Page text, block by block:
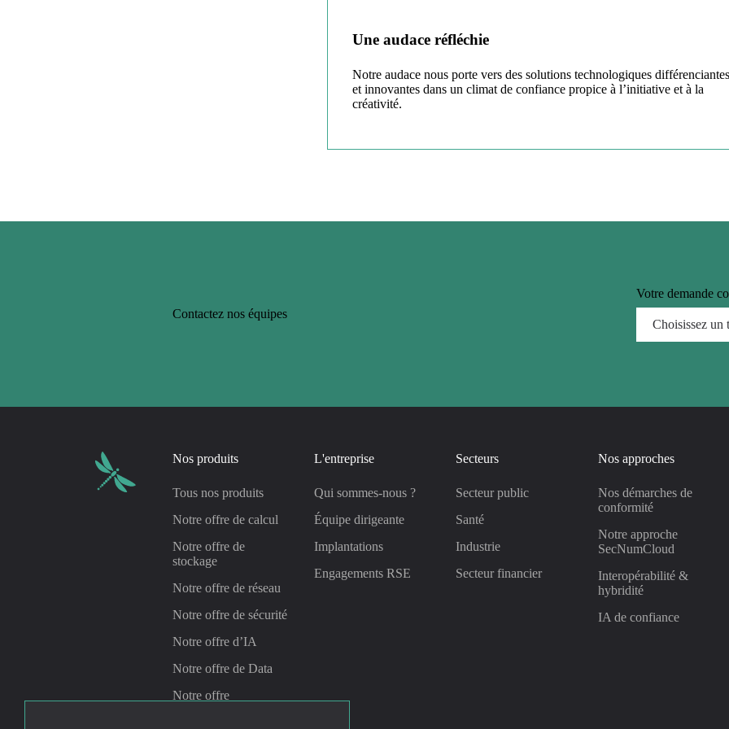
Une audace réfléchie
Notre audace nous porte vers des solutions technologiques différenciantes
et innovantes dans un climat de confiance propice à l’initiative et à la
créativité.
Contactez nos équipes
Votre demande
Nos produits
Tous nos produits
Notre offre de calcul
Notre offre de
stockage
Notre offre de réseau
Notre offre de sécurité
Notre offre d’IA
Notre offre de Data
Notre offre
L'entreprise
Qui sommes-nous ?
Équipe dirigeante
Implantations
Engagements RSE
Secteurs
Secteur public
Santé
Industrie
Secteur financier
Nos approches
Nos démarches de
conformité
Notre approche
SecNumCloud
Interopérabilité &
hybridité
IA de confiance